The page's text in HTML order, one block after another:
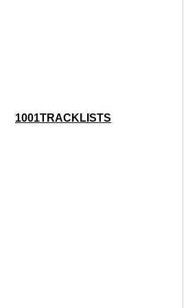
1001TRACKLISTS